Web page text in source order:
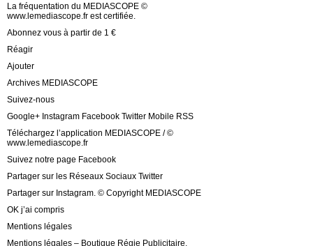
La fréquentation du MEDIASCOPE ©
www.lemediascope.fr est certifiée.
Abonnez vous à partir de 1 €
Réagir
Ajouter
Archives MEDIASCOPE
Suivez-nous
Google+ Instagram Facebook Twitter Mobile RSS
Téléchargez l’application MEDIASCOPE / ©
www.lemediascope.fr
Suivez notre page Facebook
Partager sur les Réseaux Sociaux Twitter
Partager sur Instagram. © Copyright MEDIASCOPE
OK j’ai compris
Mentions légales
Mentions légales – Boutique Régie Publicitaire.